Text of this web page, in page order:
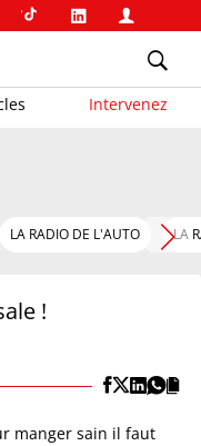
Intervenez
LA RADIO DE L'AUTO LA
!
manger sain il faut